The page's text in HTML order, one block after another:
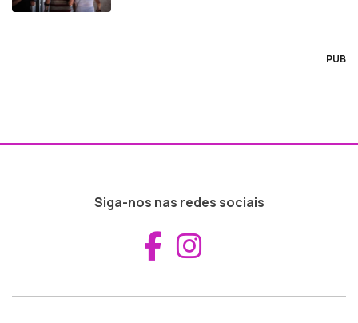
PUB
Siga-nos nas redes sociais
Aceder ao